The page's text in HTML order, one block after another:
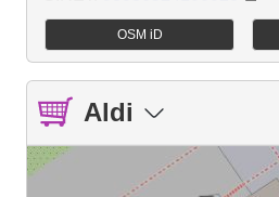
OSM iD
Aldi